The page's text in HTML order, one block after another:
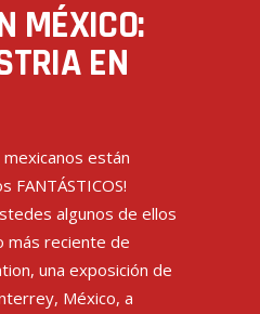
MÉXICO:
EN
mexicanos están
FANTÁSTICOS!
algunos de ellos
más reciente de
una exposición de
México, a